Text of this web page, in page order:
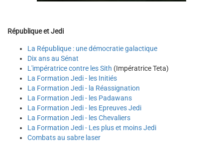
République et Jedi
La République : une démocratie galactique
Dix ans au Sénat
L'impératrice contre les Sith (Impératrice Teta)
La Formation Jedi - les Initiés
La Formation Jedi - la Réassignation
La Formation Jedi - les Padawans
La Formation Jedi - les Epreuves Jedi
La Formation Jedi - les Chevaliers
La Formation Jedi - Les plus et moins Jedi
Combats au sabre laser